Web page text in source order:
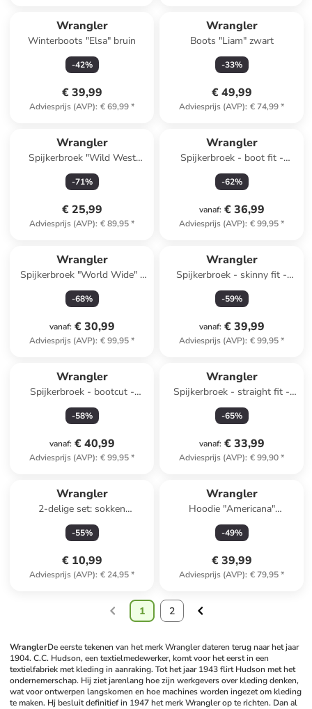
Wrangler
Winterboots "Elsa" bruin
-42%
€ 39,99
Adviesprijs (AVP): € 69,99*
Wrangler
Boots "Liam" zwart
-33%
€ 49,99
Adviesprijs (AVP): € 74,99*
Wrangler
Spijkerbroek "Wild West
Prudence" - regluar fit - zwart
-71%
€ 25,99
Adviesprijs (AVP): € 89,95*
Wrangler
Spijkerbroek - boot fit -
donkerblauw
-62%
vanaf: € 36,99
Adviesprijs (AVP): € 99,95*
Wrangler
Spijkerbroek "World Wide" -
wide leg - lichtblauw
-68%
vanaf: € 30,99
Adviesprijs (AVP): € 99,95*
Wrangler
Spijkerbroek - skinny fit -
blauw
-59%
vanaf: € 39,99
Adviesprijs (AVP): € 99,95*
Wrangler
Spijkerbroek - bootcut -
blauw
-58%
vanaf: € 40,99
Adviesprijs (AVP): € 99,95*
Wrangler
Spijkerbroek - straight fit -
zwart
-65%
vanaf: € 33,99
Adviesprijs (AVP): € 99,90*
Wrangler
2-delige set: sokken
zwart/donkerblauw
-55%
€ 10,99
Adviesprijs (AVP): € 24,95*
Wrangler
Hoodie "Americana"
donkerblauw
-49%
€ 39,99
Adviesprijs (AVP): € 79,95*
1 2
WranglerDe eerste tekenen van het merk Wrangler dateren terug naar het jaar
1904. C.C. Hudson, een textielmedewerker, komt voor het eerst in een
textielfabriek met kleding in aanraking. Tot het jaar 1943 flirt Hudson met het
ondernemerschap. Hij ziet jarenlang hoe zijn werkgevers over kleding denken,
wat voor ontwerpen langskomen en hoe machines worden ingezet om kleding
te maken. Hj besluit definitief in 1947 het merk Wrangler op te richten. Dan al